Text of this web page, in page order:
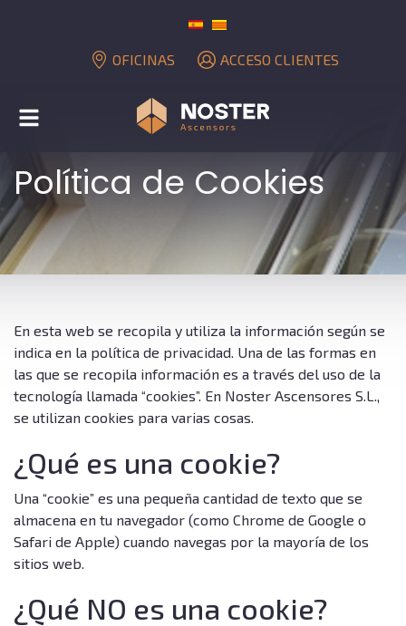
OFICINAS ACCESO CLIENTES
Alternar
navegación
Política de Cookies
En esta web se recopila y utiliza la información según se
indica en la política de privacidad. Una de las formas en
las que se recopila información es a través del uso de la
tecnología llamada “cookies”. En Noster Ascensores S.L.,
se utilizan cookies para varias cosas.
¿Qué es una cookie?
Una “cookie” es una pequeña cantidad de texto que se
almacena en tu navegador (como Chrome de Google o
Safari de Apple) cuando navegas por la mayoría de los
sitios web.
¿Qué NO es una cookie?